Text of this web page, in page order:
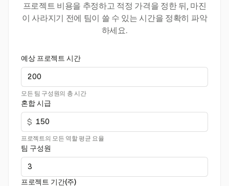
프로젝트 비용을 추정하고 적정 가격을 정한 뒤, 마진
이 사라지기 전에 팀이 쓸 수 있는 시간을 정확히 파악
하세요.
예상 프로젝트 시간
모든 팀 구성원의 총 시간
혼합 시급
$
프로젝트의 모든 역할 평균 요율
팀 구성원
프로젝트 기간(주)